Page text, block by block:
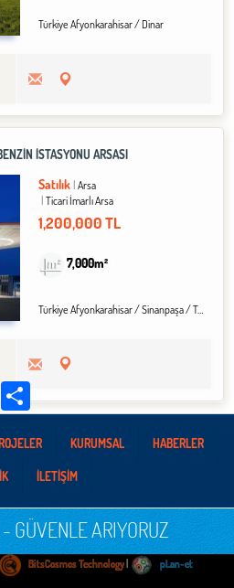
Türkiye Afyonkarahisar / Dinar
İSTASYONU ARSASI
Satılık Arsa
Ticari İmarlı Arsa
1,200,000 TL
7,000m²
Türkiye Afyonkarahisar / Sinanpaşa/ Taşoluk
KURUMSAL HABERLER
İLETİŞİM
Telegram
GÜVENLE ARIYORUZ
BitsCosmos Technology
pLan-et